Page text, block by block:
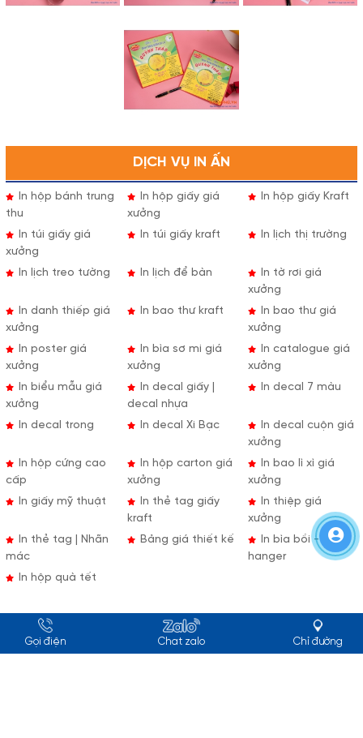
DỊCH VỤ IN ẤN
In hộp bánh trung
thu
In hộp giấy giá
xưởng
In hộp giấy Kraft
In túi giấy giá
xưởng
In túi giấy kraft In lịch thị trường
In lịch treo tường In lịch để bàn
In tờ rơi giá
xưởng
In danh thiếp giá
xưởng
In bao thư kraft
In bao thư giá
xưởng
In poster giá
xưởng
In bìa sơ mi giá
xưởng
In catalogue giá
xưởng
In biểu mẫu giá
xưởng
In decal giấy |
decal nhựa
In decal 7 màu
In decal trong In decal Xi Bạc
In decal cuộn giá
xưởng
In hộp cứng cao
cấp
In hộp carton giá
xưởng
In bao lì xì giá
xưởng
In giấy mỹ thuật
In thẻ tag giấy
kraft
In thiệp giá
xưởng
In thẻ tag | Nhãn
mác
Bảng giá thiết kế
In bìa bồi -
hanger
In hộp quà tết
Gọi điện Chat zalo Chỉ đường